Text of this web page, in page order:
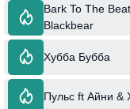
Bark To The
Blackbear
Хубба Бубба
Пульс ft Айни &